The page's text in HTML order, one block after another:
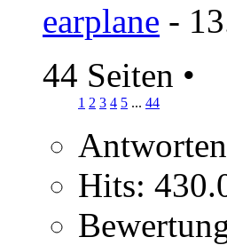
earplane -
44 Seiten •
1 2 3 4 5 ... 44
Hits: